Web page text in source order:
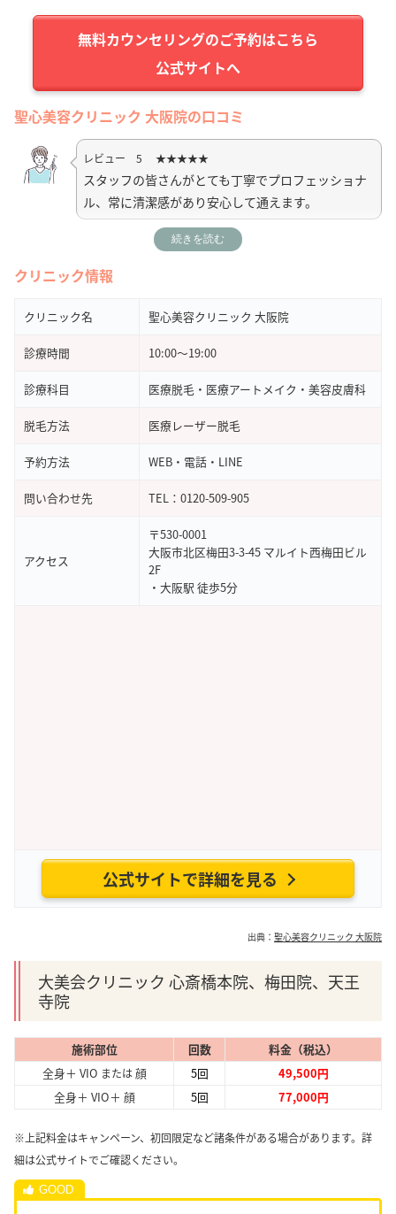
公式サイトへ
聖心美容クリニック 大阪院の口コミ
レビュー 5 ★★★★★
スタッフの皆さんがとても丁寧でプロフェッショナ
ル、常に清潔感があり安心して通えます。
初診の当日カウンセリングで施術をお願いしまし
る落ち着いた色調の素敵な場所でした。
続きを読む
クリニック情報
クリニック名 聖心美容クリニック 大阪院
診療時間 10:00～19:00
診療科目 医療脱毛・医療アートメイク・美容皮膚科
脱毛方法 医療レーザー脱毛
予約方法 WEB・電話・LINE
問い合わせ先 TEL：0120-509-905
アクセス
〒530-0001
大阪市北区梅田3-3-45 マルイト西梅田ビル
2F
・大阪駅 徒歩5分
公式サイトで詳細を見る
出典： 聖心美容クリニック 大阪院
大美会クリニック 心斎橋本院、梅田院、天王
寺院
施術部位 回数
料金（税込）
全身＋ VIO または顔 5回
49,500円
全身＋ VIO＋ 顔
5回 77,000円
※上記料金はキャンペーン、初回限定など諸条件がある場合があります。詳
細は公式サイトでご確認ください。